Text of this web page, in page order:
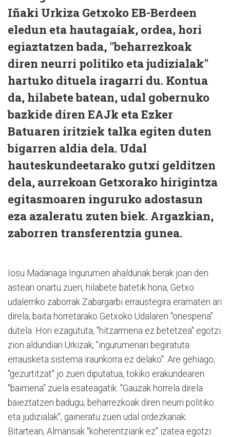
Iñaki Urkiza Getxoko EB-Berdeen
eledun eta hautagaiak, ordea, hori
egiaztatzen bada, "beharrezkoak
diren neurri politiko eta judizialak"
hartuko dituela iragarri du. Kontua
da, hilabete batean, udal gobernuko
bazkide diren EAJk eta Ezker
Batuaren iritziek talka egiten duten
bigarren aldia dela. Udal
hauteskundeetarako gutxi gelditzen
dela, aurrekoan Getxorako hirigintza
egitasmoaren inguruko adostasun
eza azaleratu zuten biek. Argazkian,
zaborren transferentzia gunea.
Iosu Madariaga Ingurumen ahaldunak berak joan den
astean onartu zuen, hilabete batetik hona, Getxo
udalerriko zaborrak Zabargarbi erraustegira eramaten ari
direla; baita horretarako Getxoko Udalaren "onespena"
dutela. Hori ezagututa, "hitzarmena ez betetzea" egotzi
zion aldundiari Urkizak, "ingurumenari begiratuta
errausketa sistema iraunkorra ez delako". Are gehiago,
"gezurtitzat" jo zuen diputatua, tokiko erakundearen
"baimena" zuela esateagatik. "Gauzak horrela direla
baieztatzen badugu, beharrezkoak diren neurri politiko
eta judizialak", gaineratu zuen udal ordezkariak.
Bitartean, Almansak "koherentziarik ez" izatea egotzi